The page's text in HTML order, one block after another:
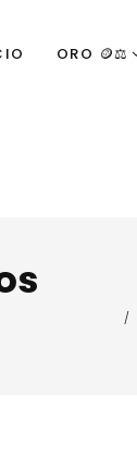
ORO 🪙⚖️